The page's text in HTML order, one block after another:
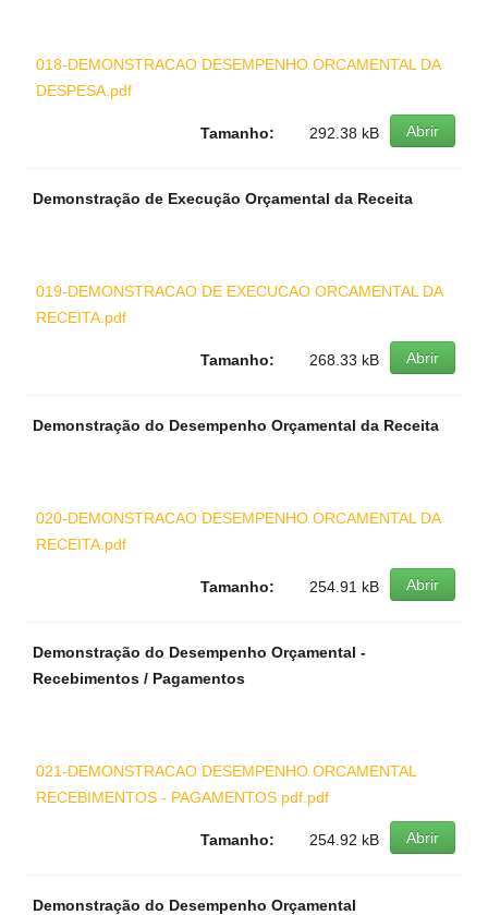
018-DEMONSTRACAO DESEMPENHO ORCAMENTAL DA
DESPESA.pdf
Abrir
Tamanho: 292.38 kB
Demonstração de Execução Orçamental da Receita
019-DEMONSTRACAO DE EXECUCAO ORCAMENTAL DA
RECEITA.pdf
Abrir
Tamanho: 268.33 kB
Demonstração do Desempenho Orçamental da Receita
020-DEMONSTRACAO DESEMPENHO ORCAMENTAL DA
RECEITA.pdf
Abrir
Tamanho: 254.91 kB
Demonstração do Desempenho Orçamental -
Recebimentos / Pagamentos
021-DEMONSTRACAO DESEMPENHO ORCAMENTAL
RECEBIMENTOS - PAGAMENTOS pdf.pdf
Abrir
Tamanho: 254.92 kB
Demonstração do Desempenho Orçamental